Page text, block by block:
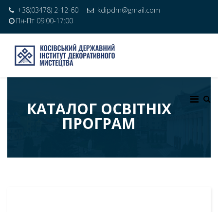
+38(03478) 2-12-60
kdipdm@gmail.com
Пн-Пт 09:00-17:00
КАТАЛОГ ОСВІТНІХ
ПРОГРАМ